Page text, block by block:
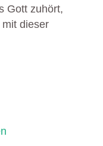
Gott zuhört,
dieser